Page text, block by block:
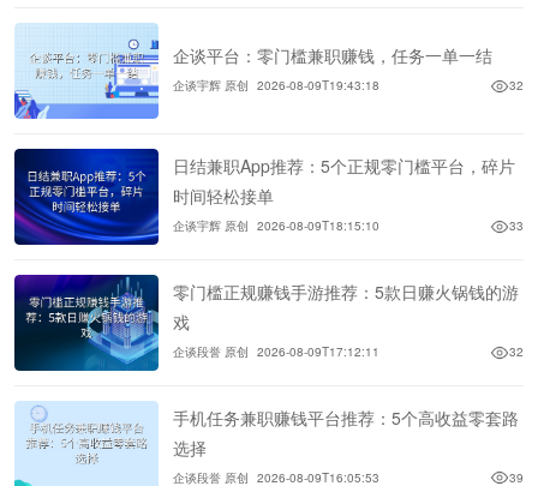
企谈平台：零门槛兼职赚钱，任务一单一结
企谈宇辉 原创 2026-08-09T19:43:18 32
日结兼职App推荐：5个正规零门槛平台，碎片
时间轻松接单
企谈宇辉 原创 2026-08-09T18:15:10 33
零门槛正规赚钱手游推荐：5款日赚火锅钱的游
戏
企谈段誉 原创 2026-08-09T17:12:11 32
手机任务兼职赚钱平台推荐：5个高收益零套路
选择
企谈段誉 原创 2026-08-09T16:05:53 39